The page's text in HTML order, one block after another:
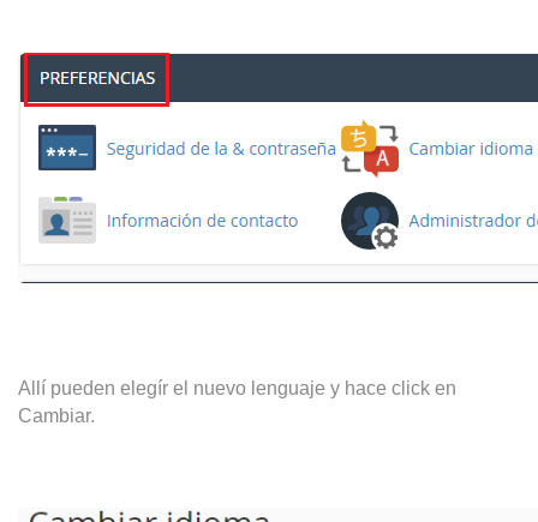
Allí pueden elegír el nuevo lenguaje y hace click en
Cambiar.